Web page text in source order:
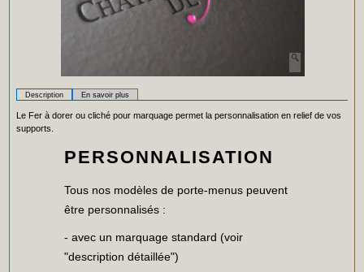
Description En savoir plus
Le Fer à dorer ou cliché pour marquage permet la personnalisation en relief de vos
supports.
PERSONNALISATION
Tous nos modèles de porte-menus peuvent
être personnalisés :
- avec un marquage standard (voir
"description détaillée")